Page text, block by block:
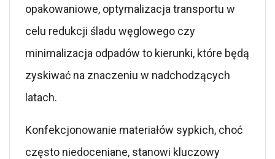
opakowaniowe, optymalizacja transportu w
celu redukcji śladu węglowego czy
minimalizacja odpadów to kierunki, które będą
zyskiwać na znaczeniu w nadchodzących
latach.
Konfekcjonowanie materiałów sypkich, choć
często niedoceniane, stanowi kluczowy